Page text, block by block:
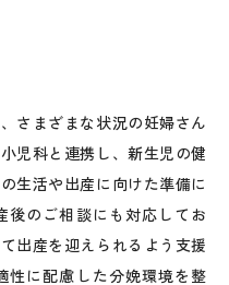
さまざまな状況の妊婦さん
児科と連携し、新生児の健
生活や出産に向けた準備に
後のご相談にも対応してお
出産を迎えられるよう支援
性に配慮した分娩環境を整